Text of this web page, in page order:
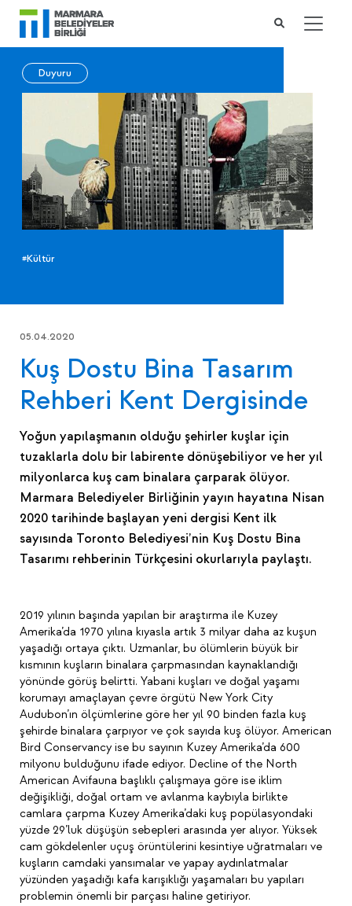
Duyuru
#Kültür
05.04.2020
Kuş Dostu Bina Tasarım
Rehberi Kent Dergisinde
Yoğun yapılaşmanın olduğu şehirler kuşlar için
tuzaklarla dolu bir labirente dönüşebiliyor ve her yıl
milyonlarca kuş cam binalara çarparak ölüyor.
Marmara Belediyeler Birliğinin yayın hayatına Nisan
2020 tarihinde başlayan yeni dergisi Kent ilk
sayısında Toronto Belediyesi’nin Kuş Dostu Bina
Tasarımı rehberinin Türkçesini okurlarıyla paylaştı.
2019 yılının başında yapılan bir araştırma ile Kuzey
Amerika’da 1970 yılına kıyasla artık 3 milyar daha az kuşun
yaşadığı ortaya çıktı. Uzmanlar, bu ölümlerin büyük bir
kısmının kuşların binalara çarpmasından kaynaklandığı
yönünde görüş belirtti. Yabani kuşları ve doğal yaşamı
korumayı amaçlayan çevre örgütü New York City
Audubon’ın ölçümlerine göre her yıl 90 binden fazla kuş
şehirde binalara çarpıyor ve çok sayıda kuş ölüyor. American
Bird Conservancy ise bu sayının Kuzey Amerika’da 600
milyonu bulduğunu ifade ediyor. Decline of the North
American Avifauna başlıklı çalışmaya göre ise iklim
değişikliği, doğal ortam ve avlanma kaybıyla birlikte
camlara çarpma Kuzey Amerika’daki kuş popülasyondaki
yüzde 29’luk düşüşün sebepleri arasında yer alıyor. Yüksek
cam gökdelenler uçuş örüntülerini kesintiye uğratmaları ve
kuşların camdaki yansımalar ve yapay aydınlatmalar
yüzünden yaşadığı kafa karışıklığı yaşamaları bu yapıları
problemin önemli bir parçası haline getiriyor.